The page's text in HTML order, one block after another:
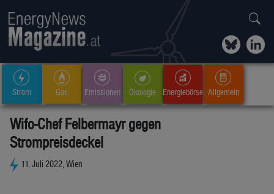
Strom Gas Emissionen Ökologie Energiebörse Allgemein
Wifo-Chef Felbermayr gegen
Strompreisdeckel
11. Juli 2022, Wien